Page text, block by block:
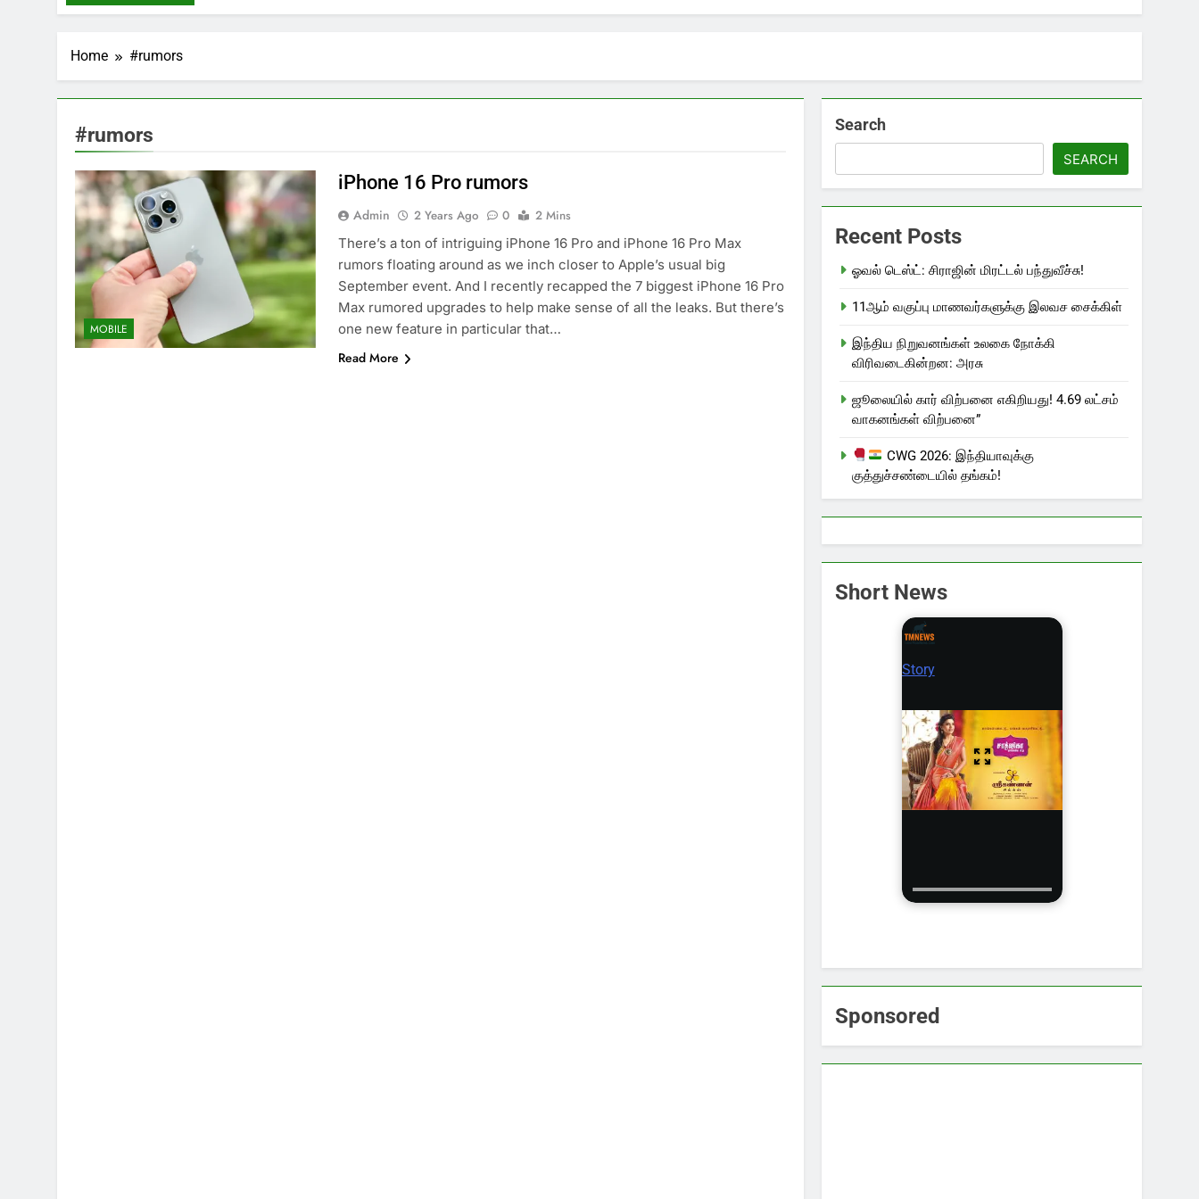
Home #rumors
#rumors
MOBILE
iPhone 16 Pro rumors
Admin 2 Years Ago 0
2 Mins
There’s a ton of intriguing iPhone 16 Pro and iPhone 16 Pro Max
rumors floating around as we inch closer to Apple’s usual big
September event. And I recently recapped the 7 biggest iPhone 16 Pro
Max rumored upgrades to help make sense of all the leaks. But there’s
one new feature in particular that…
Read More
Search
SEARCH
Recent Posts
ஓவல் டெஸ்ட்: சிராஜின் மிரட்டல் பந்துவீச்சு!
11ஆம் வகுப்பு மாணவர்களுக்கு இலவச சைக்கிள்
இந்திய நிறுவனங்கள் உலகை நோக்கி
விரிவடைகின்றன: அரசு
ஜூலையில் கார் விற்பனை எகிறியது! 4.69 லட்சம்
வாகனங்கள் விற்பனை”
CWG 2026: இந்தியாவுக்கு
குத்துச்சண்டையில் தங்கம்!
Short News
Story
Sponsored